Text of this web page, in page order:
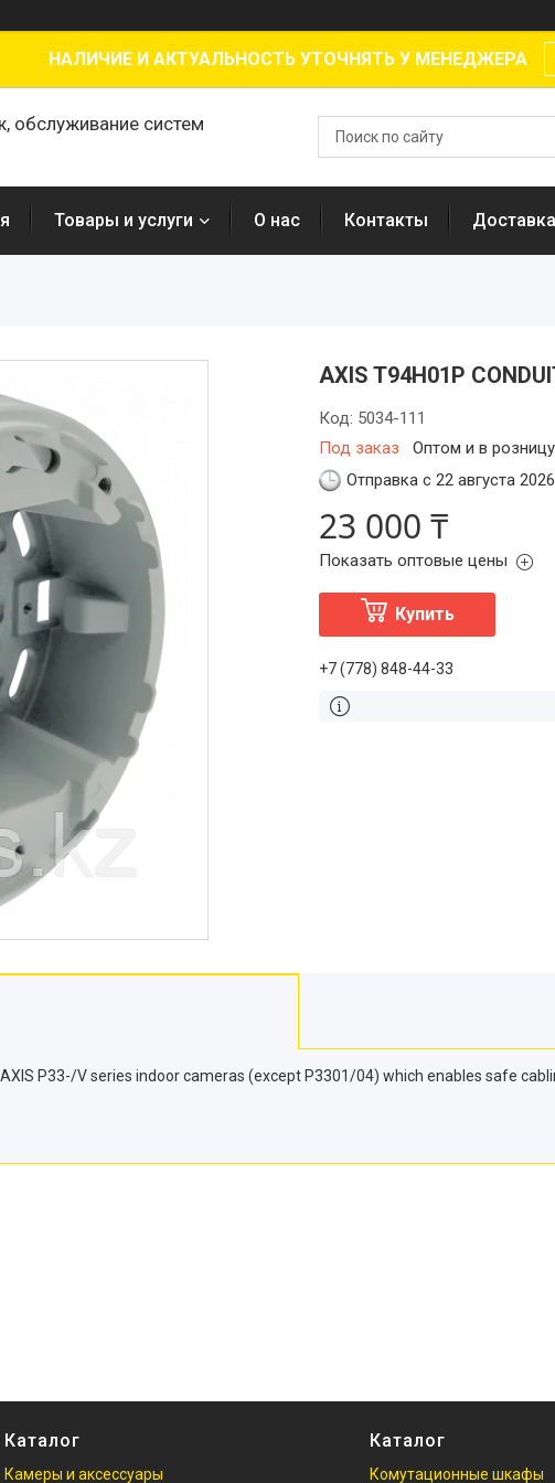
НАЛИЧИЕ И АКТУАЛЬНОСТЬ УТОЧНЯТЬ У МЕНЕДЖЕРА
обслуживание систем
Товары и услуги О нас Контакты
AXIS T94H01P
Под заказ Оптом и в розницу
Код: 5034-111
Отправка с 22 августа 2026
23 000 ₸
Показать оптовые цены
Купить
+7 (778) 848-44-33
P33-/V series indoor cameras (except P3301/04) which enables safe
Каталог
Камеры и аксессуары
Каталог
Комутационные шкафы